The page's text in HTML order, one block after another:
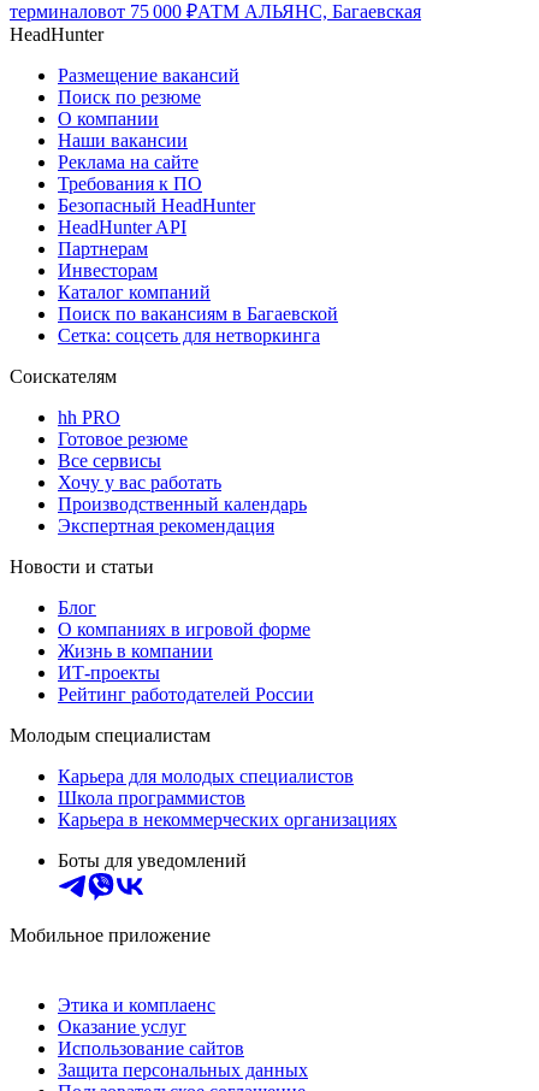
терминаловот 75 000 ₽АТМ АЛЬЯНС, Багаевская
HeadHunter
Размещение вакансий
Поиск по резюме
О компании
Наши вакансии
Реклама на сайте
Требования к ПО
Безопасный HeadHunter
HeadHunter API
Партнерам
Инвесторам
Каталог компаний
Поиск по вакансиям в Багаевской
Сетка: соцсеть для нетворкинга
Соискателям
hh PRO
Готовое резюме
Все сервисы
Хочу у вас работать
Производственный календарь
Экспертная рекомендация
Новости и статьи
Блог
О компаниях в игровой форме
Жизнь в компании
ИТ-проекты
Рейтинг работодателей России
Молодым специалистам
Карьера для молодых специалистов
Школа программистов
Карьера в некоммерческих организациях
Боты для уведомлений
Мобильное приложение
Этика и комплаенс
Оказание услуг
Использование сайтов
Защита персональных данных